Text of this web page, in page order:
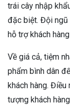
trái cây nhập
đặc biệt. Đội ngũ
hỗ trợ khách
Về giá cả, tiệm
phẩm bình dân
khách hàng.
tượng khách